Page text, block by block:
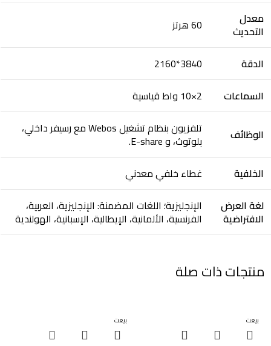
معدل
التحديث 60 هرتز
الدقة
3840*2160
السماعات
2×10 واط قياسية
الوظائف تلفزيون بنظام تشغيل Webos مع رسيفر داخلي،
بلوتوث، و E-share.
الخلفية
غطاء خلفي معدني
لغة العرض
الافتراضية
الإنجليزية؛ اللغات المضمنة: الإنجليزية، العربية،
الفرنسية، الألمانية، الإيطالية، الإسبانية، الهولندية
منتجات ذات صلة
بيعت بيعت